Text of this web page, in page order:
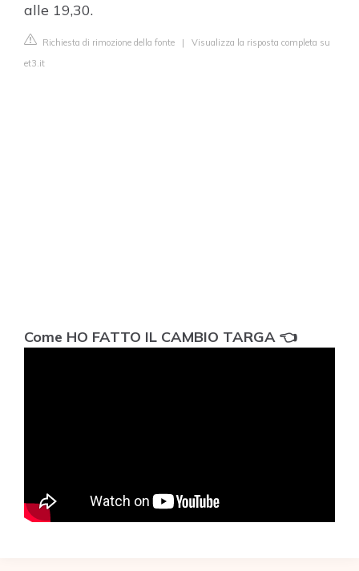
alle 19,30.
Richiesta di rimozione della fonte | Visualizza la risposta completa su
et3.it
Come HO FATTO IL CAMBIO TARGA 👈